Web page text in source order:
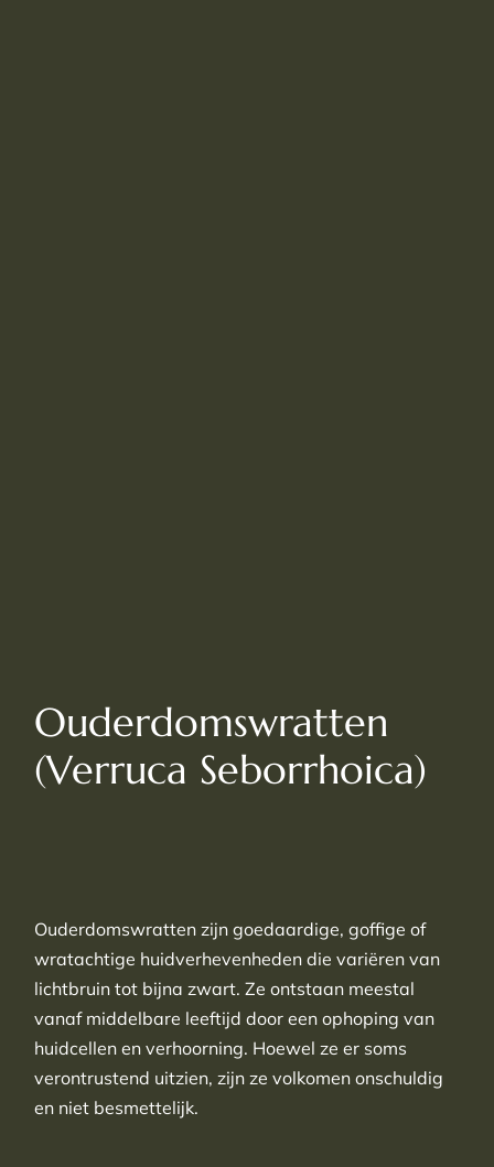
Ouderdomswratten
(Verruca Seborrhoica)
Ouderdomswratten zijn goedaardige, goffige of
wratachtige huidverhevenheden die variëren van
lichtbruin tot bijna zwart. Ze ontstaan meestal
vanaf middelbare leeftijd door een ophoping van
huidcellen en verhoorning. Hoewel ze er soms
verontrustend uitzien, zijn ze volkomen onschuldig
en niet besmettelijk.